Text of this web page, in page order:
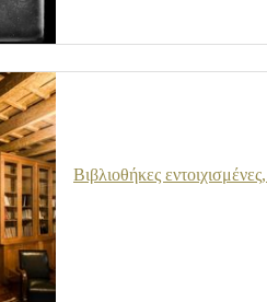
Βιβλιοθήκες